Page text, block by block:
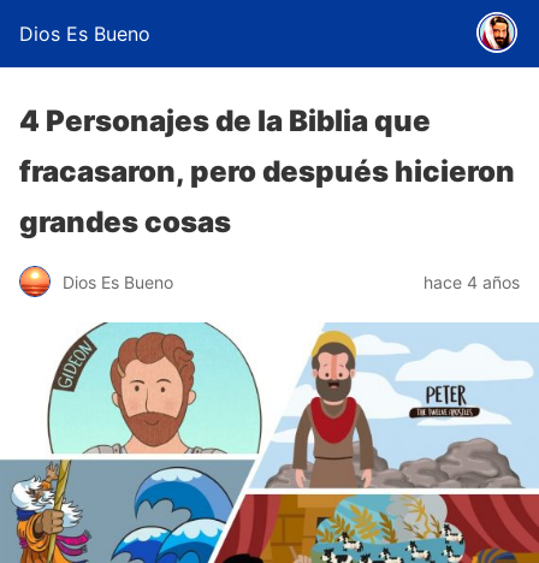
Dios Es Bueno
4 Personajes de la Biblia que
fracasaron, pero después hicieron
grandes cosas
Dios Es Bueno hace 4 años